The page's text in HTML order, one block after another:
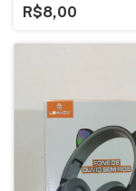
R$8,00